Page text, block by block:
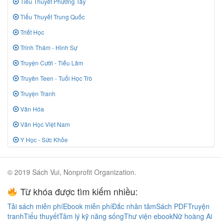
Tiểu Thuyết Trung Quốc
Triết Học
Trinh Thám - Hình Sự
Truyện Cười - Tiếu Lâm
Truyên Teen - Tuổi Học Trò
Truyện Tranh
Văn Hóa
Văn Học Việt Nam
Y Học - Sức Khỏe
© 2019 Sách Vui, Nonprofit Organization.
Từ khóa được tìm kiếm nhiều:
Tải sách miễn phíEbook miễn phíĐắc nhân tâmSách PDFTruyện
tranhTiểu thuyếtTâm lý kỹ năng sốngThư viện ebookNữ hoàng Ai